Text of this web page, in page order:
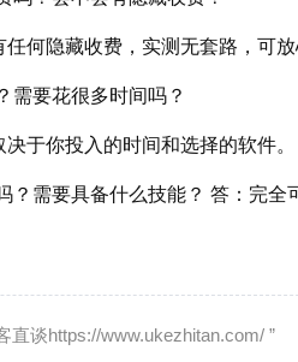
何隐藏收费，实测无套路，可
需要花很多时间吗？
于你投入的时间和选择的软件。
？需要具备什么技能？ 答：完
直谈https://www.ukezhitan.com/ ”